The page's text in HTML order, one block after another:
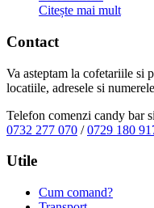
Citește mai mult
Contact
Va asteptam la cofetariile si
locatiile, adresele si
Telefon comenzi candy bar
0732 277 070 /0729 180
Utile
Cum comand?